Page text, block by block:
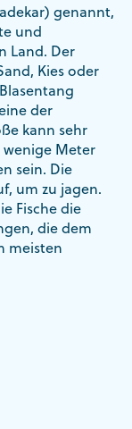
genannt,
und
Land. Der
Kies oder
der
kann sehr
wenige Meter
sein. Die
um zu jagen.
Fische die
die dem
meisten